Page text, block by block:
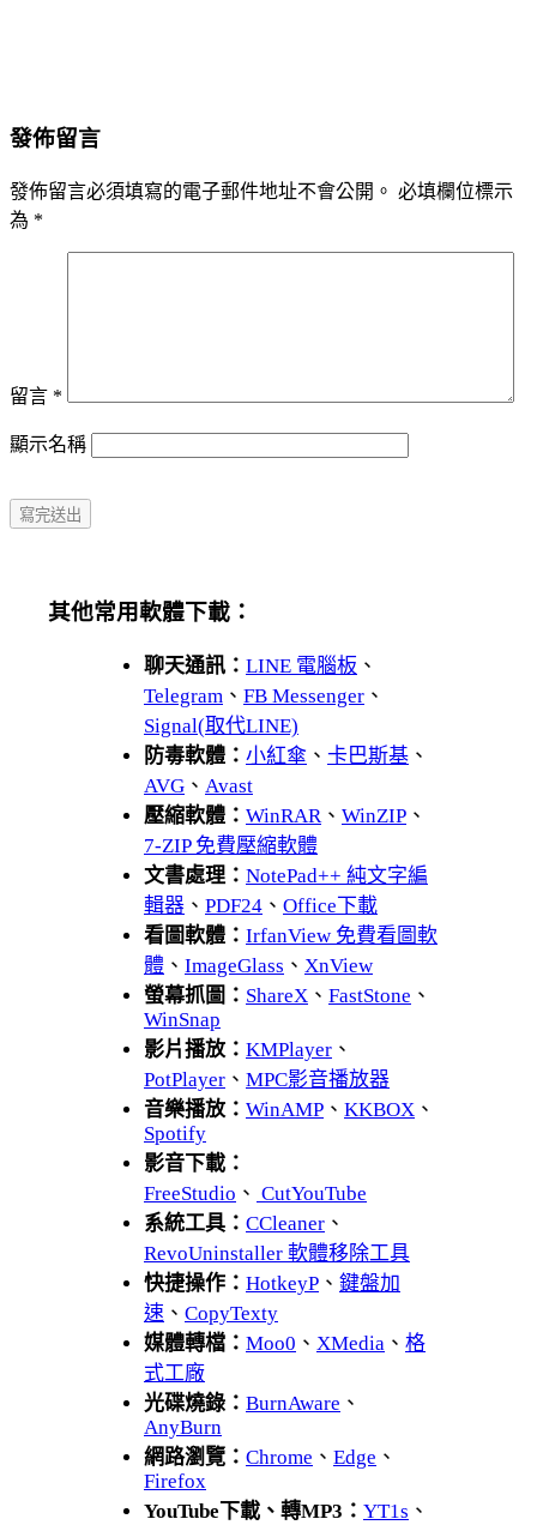
發佈留言
發佈留言必須填寫的電子郵件地址不會公開。 必填欄位標示
為 *
留言 *
顯示名稱
其他常用軟體下載：
聊天通訊： LINE 電腦板 、
Telegram 、 FB Messenger 、
Signal(取代LINE)
防毒軟體： 小紅傘 、 卡巴斯基 、
AVG 、 Avast
壓縮軟體： WinRAR 、 WinZIP 、
7-ZIP 免費壓縮軟體
文書處理： NotePad++ 純文字編
輯器 、 PDF24 、 Office下載
看圖軟體： IrfanView 免費看圖軟
體 、 ImageGlass 、 XnView
螢幕抓圖： ShareX 、 FastStone 、
WinSnap
影片播放： KMPlayer 、
PotPlayer 、 MPC影音播放器
音樂播放： WinAMP 、 KKBOX 、
Spotify
影音下載：
FreeStudio 、 CutYouTube
系統工具： CCleaner 、
RevoUninstaller 軟體移除工具
快捷操作： HotkeyP 、 鍵盤加
速 、 CopyTexty
媒體轉檔： Moo0 、 XMedia 、 格
式工廠
光碟燒錄： BurnAware 、
AnyBurn
網路瀏覽： Chrome 、 Edge 、
Firefox
YouTube下載、轉MP3： YT1s 、